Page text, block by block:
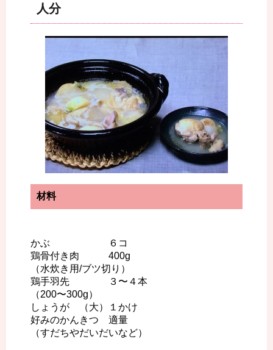
人分
材料
かぶ ６コ
鶏骨付き肉 400g
（水炊き用/ブツ切り）
鶏手羽先 ３〜４本
（200〜300g）
しょうが （大）１かけ
好みのかんきつ 適量
（すだちやだいだいなど）